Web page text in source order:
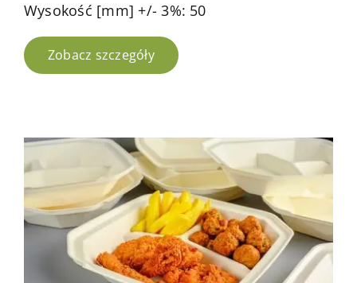
Wysokość [mm] +/- 3%: 50
Zobacz szczegóły